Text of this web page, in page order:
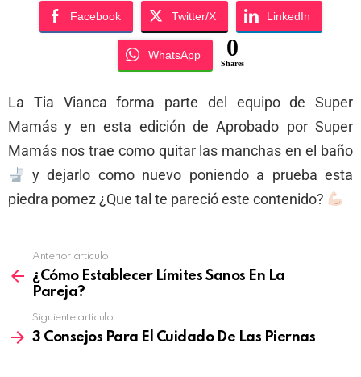
Facebook Twitter/X LinkedIn
WhatsApp 0
Shares
La Tia Vianca forma parte del equipo de Super
Mamás y en esta edición de Aprobado por Super
Mamás nos trae como quitar las manchas en el baño
y dejarlo como nuevo poniendo a prueba esta
piedra pomez ¿Que tal te pareció este contenido?
Anterior artículo
¿Cómo Establecer Límites Sanos En La
Pareja?
Siguiente artículo
3 Consejos Para El Cuidado De Las Piernas